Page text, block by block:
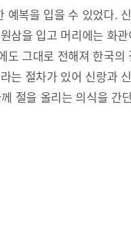
예복을 입을 수 있었다.
삼을 입고 머리에는 화
도 그대로 전해져 한국의
는 절차가 있어 신랑과
절을 올리는 의식을 간